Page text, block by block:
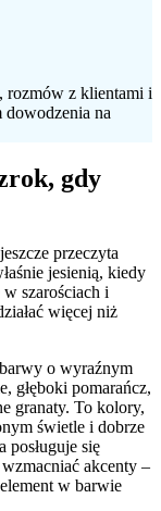
rozmów z klientami i
dowodzenia na
gdy
przeczyta
jesienią, kiedy
szarościach i
więcej niż
o wyraźnym
głęboki pomarańcz,
granaty. To kolory,
świetle i dobrze
posługuje się
akcenty –
w barwie